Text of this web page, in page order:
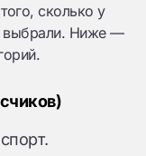
сколько у
выбрали. Ниже —